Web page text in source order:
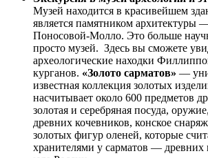
Музей находится в красивейшем
является памятником архитектуры
Поносовой-Молло. Это больше
просто музей. Здесь вы сможете
археологические находки
курганов. «Золото сарматов» —
известная коллекция золотых
насчитывает около 600 предметов
золотая и серебряная посуда,
древних кочевников, конское
золотых фигур оленей, которые
хранителями у сарматов — древних